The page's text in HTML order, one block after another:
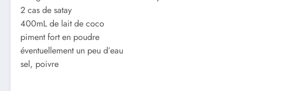
2 cas de satay
400mL de lait de coco
piment fort en poudre
éventuellement un peu d’eau
sel, poivre